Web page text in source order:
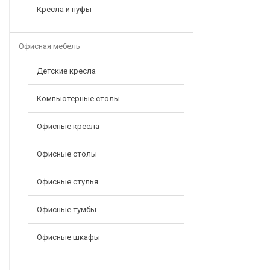
Кресла и пуфы
Офисная мебель
Детские кресла
Компьютерные столы
Офисные кресла
Офисные столы
Офисные стулья
Офисные тумбы
Офисные шкафы